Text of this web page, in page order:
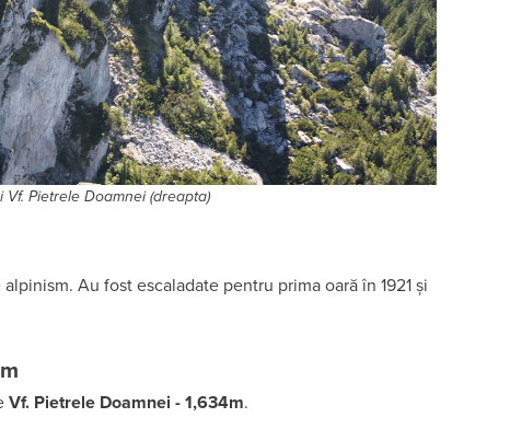
Pietrele Doamnei (dreapta)
Au fost escaladate pentru prima oară în 1921 și
Vf. Pietrele Doamnei - 1,634m.